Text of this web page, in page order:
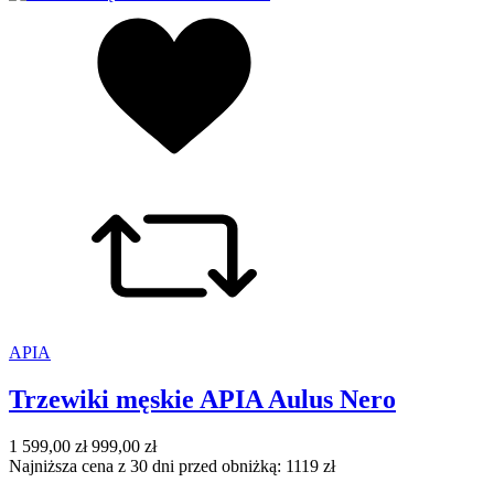
APIA
Trzewiki męskie APIA Aulus Nero
1 599,00 zł 999,00 zł
Najniższa cena z 30 dni przed obniżką: 1119 zł